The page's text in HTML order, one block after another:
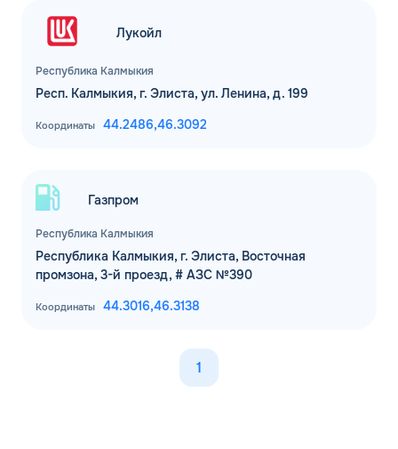
Республика Калмыкия
Лукойл
Респ. Калмыкия, г. Элиста, ул. Ленина, д. 199
Координаты 44.2486,46.3092
Республика Калмыкия
Газпром
Республика Калмыкия, г. Элиста, Восточная
промзона, 3-й проезд, # АЗС №390
Координаты 44.3016,46.3138
1